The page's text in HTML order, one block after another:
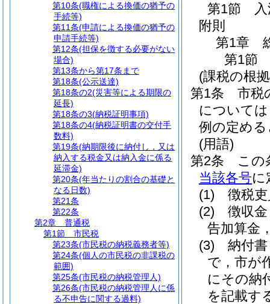
第1節
附則
第1章
第1節
(課税の根
第1条
市税
について
例の定め
(用語)
第2条
この
当該各号に
(1)
徴税
(2)
徴収
告加算金
(3)
納付
で，市が
にその納
を記載す
第10条(職権による換価の猶予の
手続等)
第11条(申請による換価の猶予の
申請手続等)
第12条(担保を徴する必要がない
場合)
第13条から第17条まで
第18条(公示送達)
第18条の2(災害等による期限の
延長)
第18条の3(納税証明事項)
第18条の4(納税証明書の交付手
数料)
第19条(納期限後に納付し，又は
納入する税金又は納入金に係る
延滞金)
第20条(年当たりの割合の基礎と
なる日数)
第21条
第22条
第2章
普通税
第1節
市民税
第23条(市民税の納税義務者等)
第24条(個人の市民税の非課税の
範囲)
第25条(市民税の納税管理人)
第26条(市民税の納税管理人に係
る不申告に関する過料)